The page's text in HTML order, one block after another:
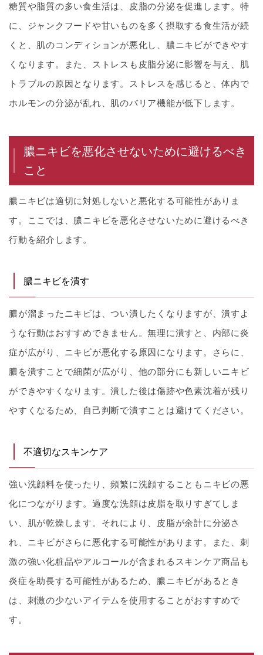
糖質や脂質の多い食生活は、皮脂の分泌を促進します。特
に、ジャンクフードや甘いものを多く摂取する食生活が続
くと、肌のコンディションが悪化し、膿ニキビができやす
くなります。また、ストレスも皮脂分泌に影響を与え、肌
トラブルの原因となります。ストレスを感じると、体内で
ホルモンの分泌が乱れ、肌のバリア機能が低下します。
膿ニキビを悪化させないために避けるべき
こと
膿ニキビは適切に対処しないと悪化する可能性がありま
す。ここでは、膿ニキビを悪化させないために避けるべき
行動を紹介します。
膿ニキビを潰す
膿が溜まったニキビは、つい潰したくなりますが、潰すよ
うな行動はおすすめできません。無理に潰すと、内部に炎
症が広がり、ニキビが悪化する原因になります。さらに、
膿を潰すことで細菌が広がり、他の部分にも新しいニキビ
ができやすくなります。潰した後は傷跡や色素沈着が残り
やすくなるため、自己判断で潰すことは避けてください。
不適切なスキンケア
強い洗顔料を使ったり、頻繁に洗顔することもニキビの悪
化につながります。過度な洗顔は皮脂を取りすぎてしま
い、肌が乾燥します。それにより、皮脂が余計に分泌さ
れ、ニキビがさらに悪化する可能性があります。また、刺
激の強い化粧品やアルコールが含まれるスキンケア商品も
炎症を助長する可能性があるため、膿ニキビがあるとき
は、刺激の少ないアイテムを使用することがおすすめで
す。